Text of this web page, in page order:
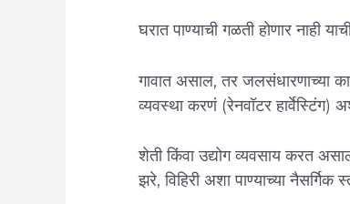
घरात पाण्याची गळती होणार
गावात असाल, तर जलसंधारणाच्या
व्यवस्था करणं (रेनवॉटर हार्वेस्टिंग)
शेती किंवा उद्योग व्यवसाय करत
झरे, विहिरी अशा पाण्याच्या नैसर्गिक